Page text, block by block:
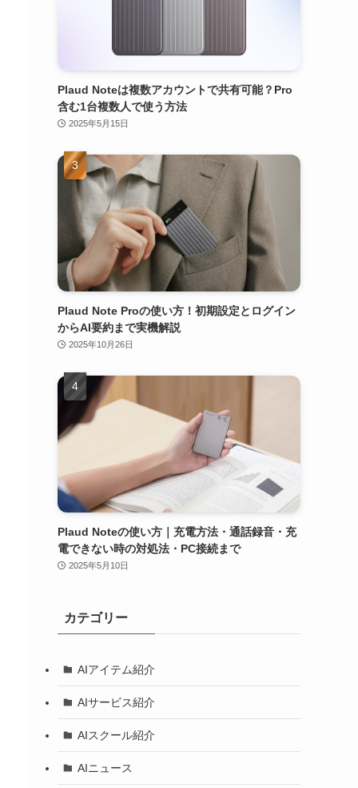
Plaud Noteは複数アカウントで共有可能？Pro
含む1台複数人で使う方法
2025年5月15日
Plaud Note Proの使い方！初期設定とログイン
からAI要約まで実機解説
2025年10月26日
Plaud Noteの使い方｜充電方法・通話録音・充
電できない時の対処法・PC接続まで
2025年5月10日
カテゴリー
AIアイテム紹介
AIサービス紹介
AIスクール紹介
AIニュース